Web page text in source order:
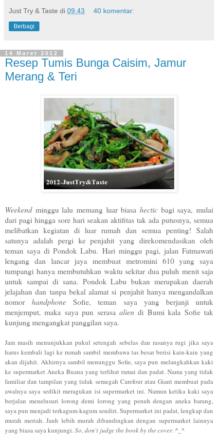
Just Try & Taste di 09.43 40 komentar:
Berbagi
14 Maret 2012
Resep Tumis Bunga Caisim, Jamur
Merang & Teri
Weekendminggu lalu memang luar biasa hectic bagi saya, mulai
dari pagi hingga sore hari seakan aktifitas tak ada putusnya, semua
melibatkan kegiatan di luar rumah dan semua penting! Salah
satunya adalah pergi ke penjahit yang direkomendasikan oleh
teman saya di Pondok Labu. Hari minggu pagi, jalan Fatmawati
lengang dan lancar jaya membuat metromini 610 yang saya
tumpangi hanya membutuhkan waktu sekitar dua puluh menit saja
untuk sampai di sana. Pondok Labu bukan merupakan daerah
jelajahan dan tanpa bekal alamat si penjahit hanya mengandalkan
nomorhandphoneSofie, teman saya yang berjanji untuk
menjemput, maka saya pun serasa alien di Bumi kala Sofie tak
kunjung mengangkat panggilan saya.
Jam masih menunjukkan pukul setengah sebelas dan rasanya rugi jika saya
harus kembali lagi ke rumah sambil membawa tas besar berisi kain-kain yang
akan dijahit. Akhirnya sambil menunggu Sofie, saya pun melangkahkan kaki
ke supermarket Aneka Buana yang terlihat ramai dan padat. Nama yang tidak
familiar dan tampilan yang tidak semegah Carefour atau Giant membuat pada
awalnya saya sedikit meragukan isi supermarket ini. Namun ketika kaki saya
berjalan menelusuri lorong demi lorong yang penuh dengan aneka barang,
saya pun menjadi terkagum-kagum sendiri. Supermarket ini padat, lengkap dan
murah meriah. Jauh lebih murah dibandingkan dengan supermarket lainnya
yang biasa saya kunjungi.So,don't judge the book by the cover. ^_^